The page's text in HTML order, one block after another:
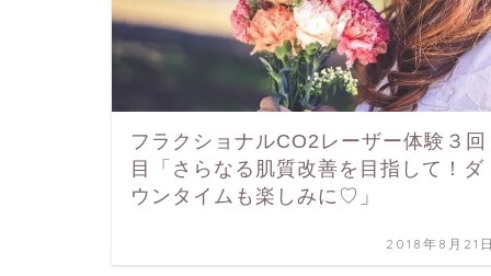
フラクショナルCO2レーザー体験３回
目「さらなる肌質改善を目指して！ダ
ウンタイムも楽しみに♡」
2018年8月21